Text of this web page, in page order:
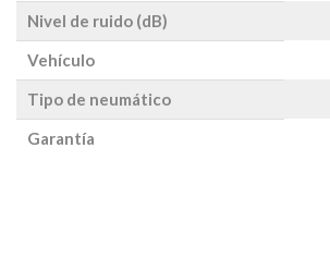
Nivel de ruido (dB)
Vehículo
Tipo de neumático
Garantía